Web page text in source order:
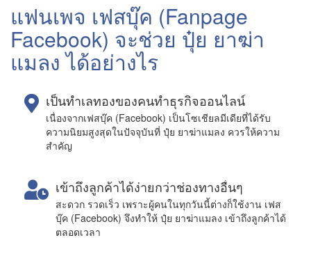
แฟนเพจ เฟสบุ๊ค (Fanpage
Facebook) จะช่วย ปุ๋ย ยาฆ่า
แมลง ได้อย่างไร
เป็นทำเลทองของคนทำธุรกิจออนไลน์
เนื่องจากเฟสบุ๊ค (Facebook) เป็นโซเชียลมีเดียที่ได้รับ
ความนิยมสูงสุดในปัจจุบันที่ ปุ๋ย ยาฆ่าแมลง ควรให้ความ
สำคัญ
เข้าถึงลูกค้าได้ง่ายกว่าช่องทางอื่นๆ
สะดวก รวดเร็ว เพราะผู้คนในทุกวันนี้ต่างก็ใช้งาน เฟส
บุ๊ค (Facebook) จึงทำให้ ปุ๋ย ยาฆ่าแมลง เข้าถึงลูกค้าได้
ตลอดเวลา